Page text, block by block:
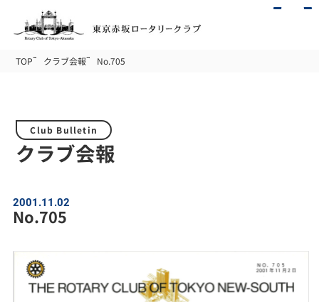
TOP クラブ会報 No.705
Club Bulletin
クラブ会報
2001.11.02
No.705